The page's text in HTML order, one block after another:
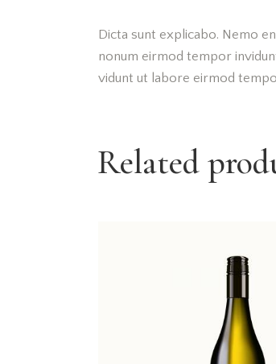
Dicta sunt explicabo. Nemo
nonum eirmod tempor
vidunt ut labore eirmod
Related